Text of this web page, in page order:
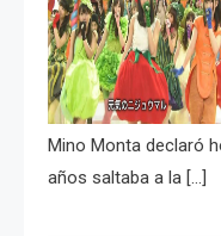
Mino Monta declaró
años saltaba a la […]